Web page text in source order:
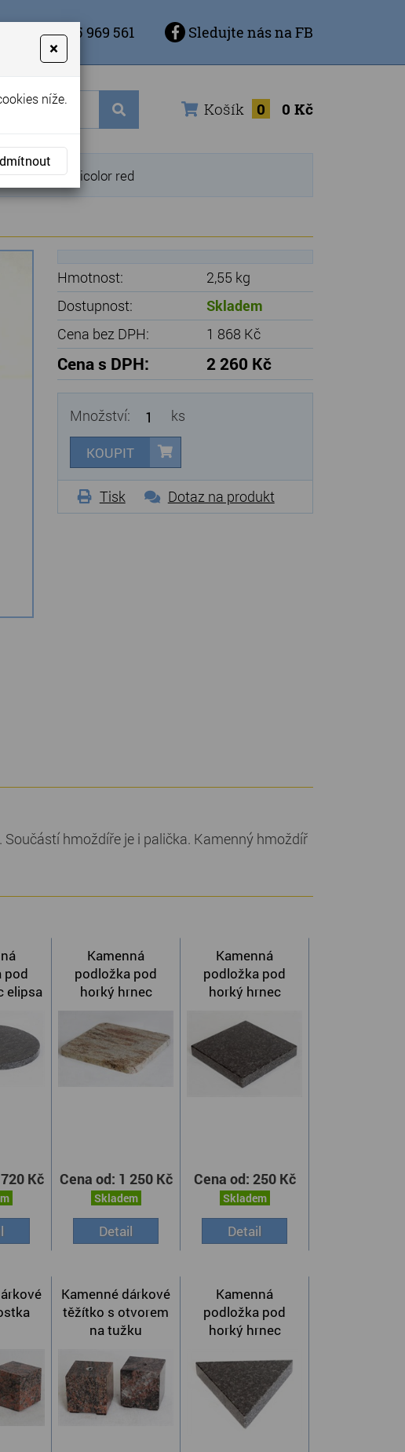
+420 725 969 561 Sledujte nás na FB
Košík 0 0 Kč
Multicolor red
Hmotnost:
2,55 kg
Dostupnost:
Skladem
Cena bez DPH:
1 868 Kč
Cena s DPH: 2 260 Kč
Množství: ks
KOUPIT
Tisk Dotaz na produkt
hmoždíře je i palička. Kamenný hmoždíř
pod
elipsa
Kč
Kamenná
podložka pod
horký hrnec
Cena od: 1 250 Kč
Skladem
Detail
Kamenná
podložka pod
horký hrnec
Cena od: 250 Kč
Skladem
Detail
Kamenné dárkové
těžítko s otvorem
na tužku
Kamenná
podložka pod
horký hrnec
×
níže.